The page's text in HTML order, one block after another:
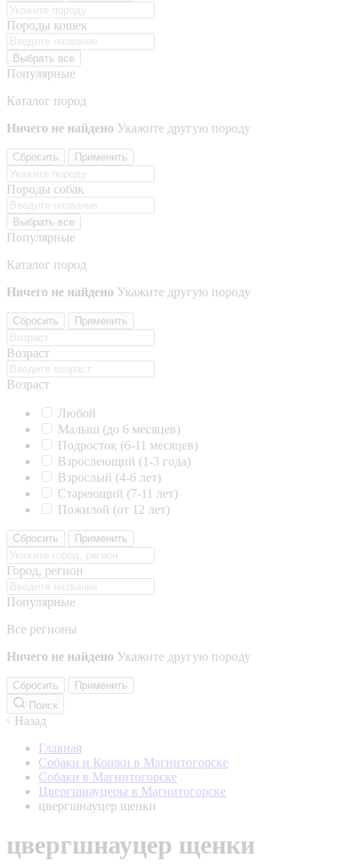
Породы кошек
Выбрать все
Популярные
Каталог пород
Ничего не найдено Укажите другую породу
Сбросить Применить
Породы собак
Выбрать все
Популярные
Каталог пород
Ничего не найдено Укажите другую породу
Сбросить Применить
Возраст
Возраст
Любой
Малыш (до 6 месяцев)
Подросток (6-11 месяцев)
Взрослеющий (1-3 года)
Взрослый (4-6 лет)
Стареющий (7-11 лет)
Пожилой (от 12 лет)
Сбросить Применить
Город, регион
Популярные
Все регионы
Ничего не найдено Укажите другую породу
Сбросить
Применить
Поиск
Назад
Главная
Собаки и Кошки в Магнитогорске
Собаки в Магнитогорске
Цвергшнауцеры в Магнитогорске
цвергшнауцер щенки
цвергшнауцер щенки